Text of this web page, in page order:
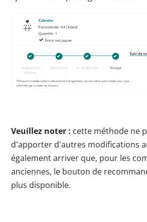
Veuillez noter : cette méthode ne
d'apporter d'autres modifications
également arriver que, pour les
anciennes, le bouton de
plus disponible.